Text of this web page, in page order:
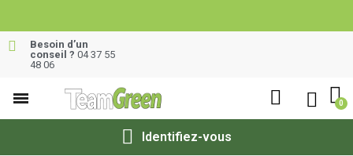
Besoin d’un
conseil ? 04 37 55
48 06
Identifiez-vous